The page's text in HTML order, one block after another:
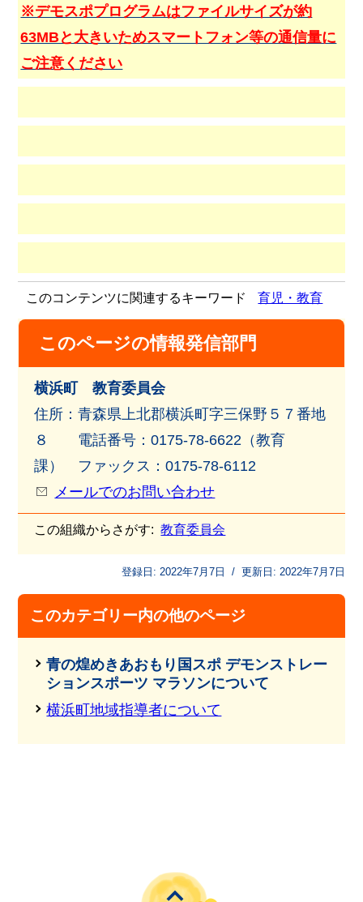
※デモスポプログラムはファイルサイズが約
63MBと大きいためスマートフォン等の通信量に
ご注意ください
このコンテンツに関連するキーワード 育児・教育
このページの情報発信部門
横浜町 教育委員会
住所：青森県上北郡横浜町字三保野５７番地
８ 電話番号：0175-78-6622（教育
課） ファックス：0175-78-6112
メールでのお問い合わせ
この組織からさがす:教育委員会
登録日: 2022年7月7日 / 更新日: 2022年7月7日
このカテゴリー内の他のページ
青の煌めきあおもり国スポ デモンストレー
ションスポーツ マラソンについて
横浜町地域指導者について